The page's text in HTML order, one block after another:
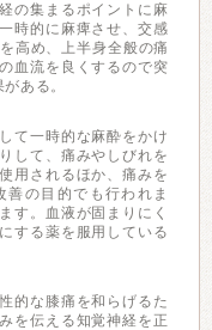
の集まるポイントに麻
時的に麻痺させ、交感
高め、上半身全般の痛
血流を良くするので突
ある。
て一時的な麻酔をかけ
して、痛みやしびれを
用されるほか、痛みを
の目的でも行われま
す。血液が固まりにく
する薬を服用している
的な膝痛を和らげるた
を伝える知覚神経を正